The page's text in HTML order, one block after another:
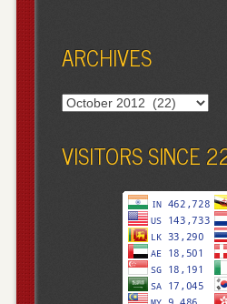
ARCHIVES
Archives
VISITORS SINCE